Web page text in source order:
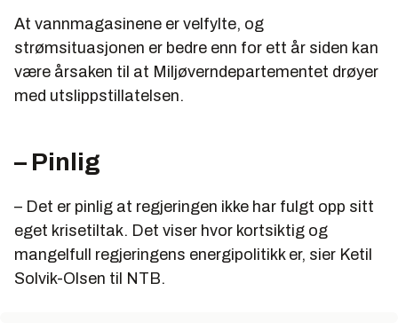
At vannmagasinene er velfylte, og
strømsituasjonen er bedre enn for ett år siden kan
være årsaken til at Miljøverndepartementet drøyer
med utslippstillatelsen.
– Pinlig
– Det er pinlig at regjeringen ikke har fulgt opp sitt
eget krisetiltak. Det viser hvor kortsiktig og
mangelfull regjeringens energipolitikk er, sier Ketil
Solvik-Olsen til NTB.